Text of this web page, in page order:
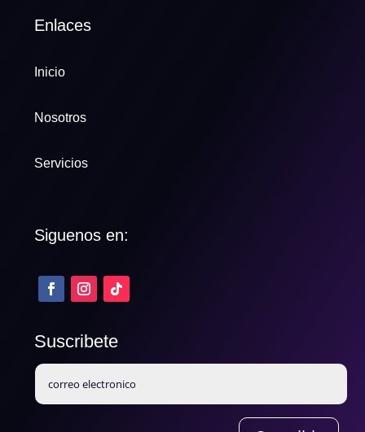
Enlaces
Inicio
Nosotros
Servicios
Siguenos en:
Suscribete